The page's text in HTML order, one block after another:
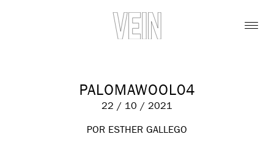
PALOMAWOOL04
22 / 10 / 2021
POR ESTHER GALLEGO